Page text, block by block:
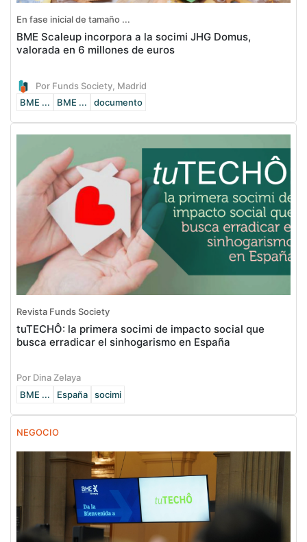
En fase inicial de tamaño ...
BME Scaleup incorpora a la socimi JHG Domus,
valorada en 6 millones de euros
Por Funds Society, Madrid
BME ...
BME ... documento
Revista Funds Society
tuTECHÔ: la primera socimi de impacto social que
busca erradicar el sinhogarismo en España
Por Dina Zelaya
BME ...
España socimi
NEGOCIO